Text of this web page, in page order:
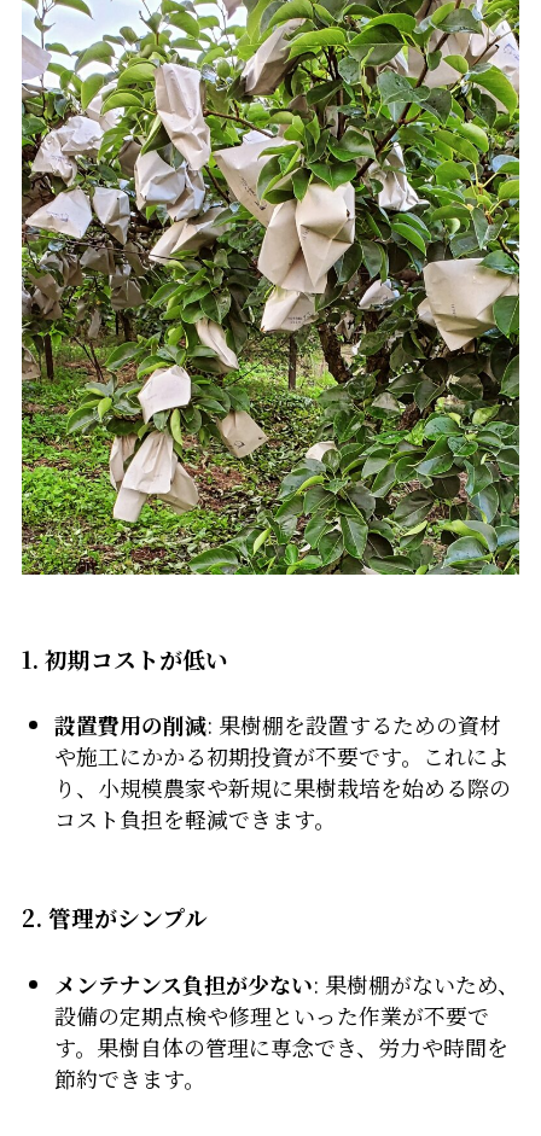
1. 初期コストが低い
設置費用の削減: 果樹棚を設置するための資材
や施工にかかる初期投資が不要です。これによ
り、小規模農家や新規に果樹栽培を始める際の
コスト負担を軽減できます。
2. 管理がシンプル
メンテナンス負担が少ない: 果樹棚がないため、
設備の定期点検や修理といった作業が不要で
す。果樹自体の管理に専念でき、労力や時間を
節約できます。